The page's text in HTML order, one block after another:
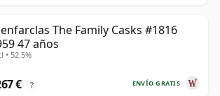
The Family Casks #1816
47 años
• 52.5%
ENVÍO GRATIS
€ ?